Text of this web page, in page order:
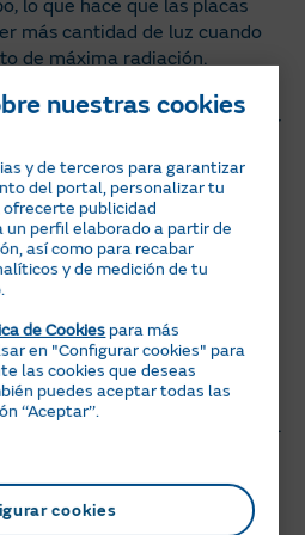
lo que hace que las placas
más cantidad de luz cuando
de máxima radiación.
inclinación perfecto también
la latitud. En las zonas del sur
ecuador, se alcanza la
de inclinación más bajo,
norte suelen necesitar un
y 40 grados
placas solares no
correcta?
son una simple referencia.
y ángulo son más ideales en
un estudio previo que
en función de la ubicación
nuestras cookies
y de terceros para garantizar
del portal, personalizar tu
ofrecerte publicidad
un perfil elaborado a partir de
así como para recabar
y de medición de tu
de Cookies para más
en "Configurar cookies" para
las cookies que deseas
puedes aceptar todas las
‘‘Aceptar’’.
cookies